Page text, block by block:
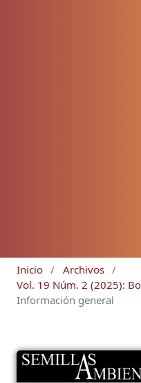
Inicio / Archivos /
Vol. 19 Núm. 2 (2025):
Información general